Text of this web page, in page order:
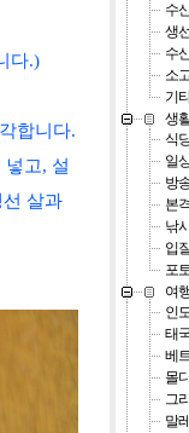
다.)
합니다.
고, 설
살과
수
생
수
소
기
생
식
일
방
본
낚
입
포
여
인
태
베
몰
그
말